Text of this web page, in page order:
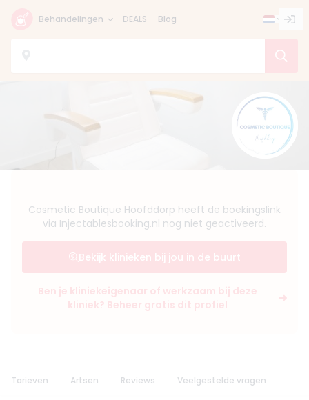
Behandelingen DEALS Blog
Cosmetic Boutique Hoofddorp heeft de boekingslink
via Injectablesbooking.nl nog niet geactiveerd.
Bekijk klinieken bij jou in de buurt
Ben je kliniekeigenaar of werkzaam bij deze
kliniek? Beheer gratis dit profiel
Tarieven Artsen Reviews Veelgestelde vragen